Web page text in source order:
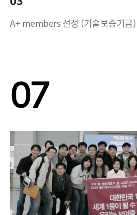
A+ members 선정 (기술보증기금)
07